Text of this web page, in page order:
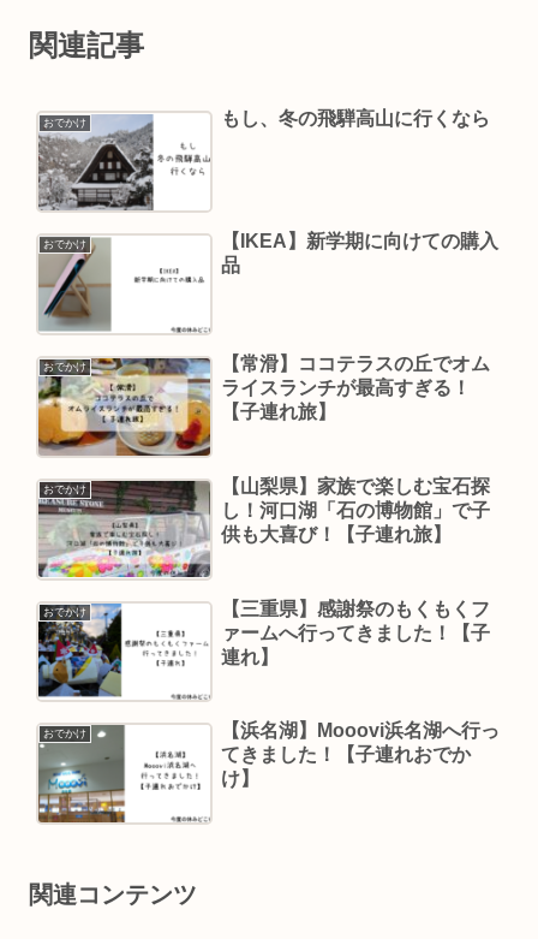
関連記事
おでかけ もし、冬の飛騨高山に行くなら
おでかけ
【IKEA】新学期に向けての購入
品
おでかけ
【常滑】ココテラスの丘でオム
ライスランチが最高すぎる！
【子連れ旅】
おでかけ
【山梨県】家族で楽しむ宝石探
し！河口湖「石の博物館」で子
供も大喜び！【子連れ旅】
おでかけ
【三重県】感謝祭のもくもくフ
ァームへ行ってきました！【子
連れ】
おでかけ
【浜名湖】Mooovi浜名湖へ行っ
てきました！【子連れおでか
け】
関連コンテンツ